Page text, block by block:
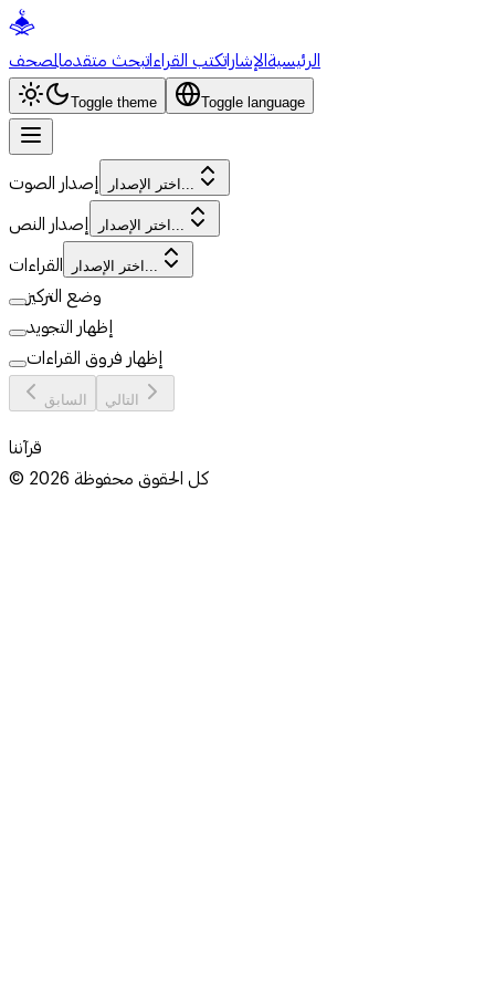
الرئيسيةالإشاراتكتب القراءاتبحث متقدمالمصحف
Toggle theme Toggle language
إصدار الصوت اختر الإصدار...
إصدار النص اختر الإصدار...
القراءات اختر الإصدار...
وضع التركيز
إظهار التجويد
إظهار فروق القراءات
السابق التالي
قرآننا
© 2026كل الحقوق محفوظة